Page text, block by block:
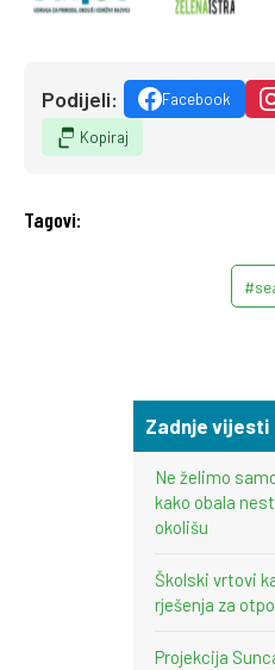
Podijeli: Facebook
Kopiraj
Tagovi:
Zadnje vijesti
Ne želimo
kako obala
okolišu
Školski vrtovi
rješenja za
Projekcija